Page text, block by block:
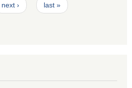
next › last »